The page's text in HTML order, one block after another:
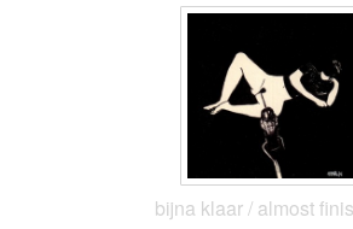
bijna klaar / almost